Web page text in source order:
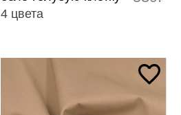
4 цвета